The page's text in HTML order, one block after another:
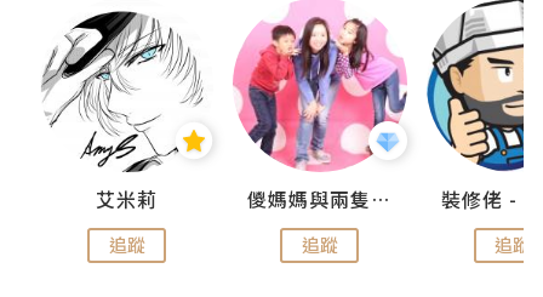
艾米莉
追蹤
儍媽媽與兩隻小魔怪之家
追蹤 追蹤